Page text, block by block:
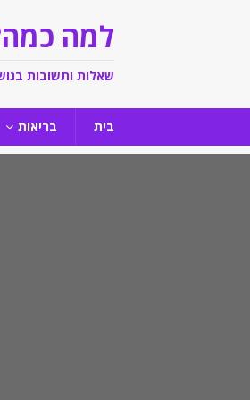
למה
שאלות ותשובות
בית בריאות